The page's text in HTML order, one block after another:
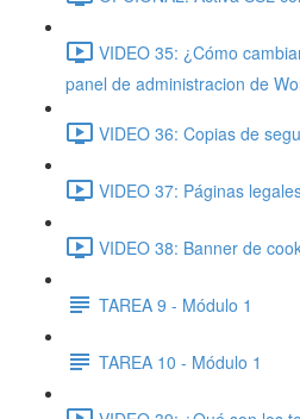
VIDEO 35: ¿Cómo
panel de administracion de
VIDEO 36: Copias de
VIDEO 37: Páginas
VIDEO 38: Banner de
TAREA 9 - Módulo 1
TAREA 10 - Módulo 1